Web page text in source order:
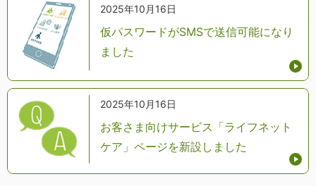
2025年10月16日
仮パスワードがSMSで送信可能になり
ました
2025年10月16日
お客さま向けサービス「ライフネット
ケア」ページを新設しました